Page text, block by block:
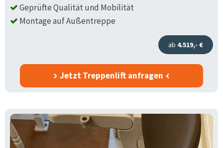
Geprüfte Qualität und Mobilität
Montage auf Außentreppe
ab 4.519,- €
Jetzt Treppenlift anfragen